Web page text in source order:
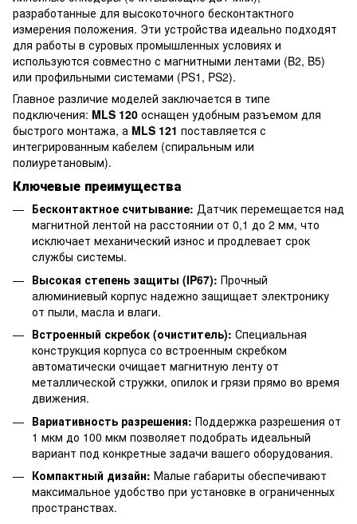
разработанные для высокоточного бесконтактного
измерения положения. Эти устройства идеально подходят
для работы в суровых промышленных условиях и
используются совместно с магнитными лентами (B2, B5)
или профильными системами (PS1, PS2).
Главное различие моделей заключается в типе
подключения: MLS 120 оснащен удобным разъемом для
быстрого монтажа, а MLS 121 поставляется с
интегрированным кабелем (спиральным или
полиуретановым).
Ключевые преимущества
Бесконтактное считывание: Датчик перемещается над
магнитной лентой на расстоянии от 0,1 до 2 мм, что
исключает механический износ и продлевает срок
службы системы.
Высокая степень защиты (IP67): Прочный
алюминиевый корпус надежно защищает электронику
от пыли, масла и влаги.
Встроенный скребок (очиститель): Специальная
конструкция корпуса со встроенным скребком
автоматически очищает магнитную ленту от
металлической стружки, опилок и грязи прямо во время
движения.
Вариативность разрешения: Поддержка разрешения от
1 мкм до 100 мкм позволяет подобрать идеальный
вариант под конкретные задачи вашего оборудования.
Компактный дизайн: Малые габариты обеспечивают
максимальное удобство при установке в ограниченных
пространствах.